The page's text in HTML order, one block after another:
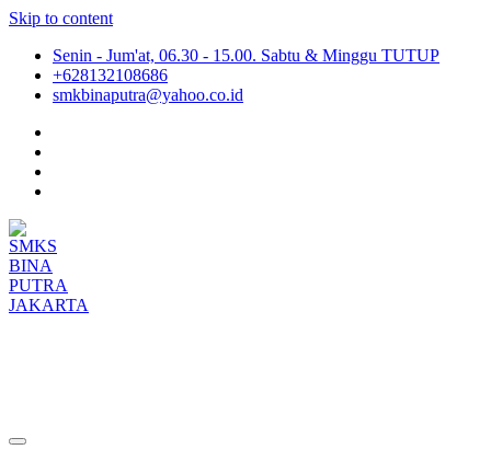
Skip to content
Senin - Jum'at, 06.30 - 15.00. Sabtu & Minggu TUTUP
+628132108686
smkbinaputra@yahoo.co.id